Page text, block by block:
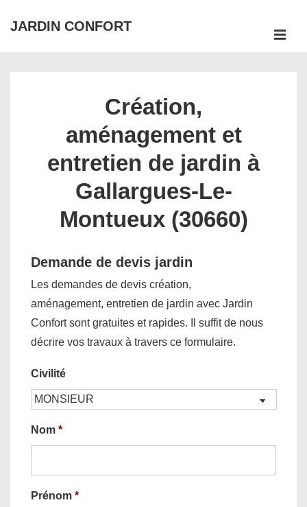
passer
JARDIN CONFORT
Création,
aménagement et
entretien de jardin à
Gallargues-Le-
Montueux (30660)
Demande de devis jardin
Les demandes de devis création,
aménagement, entretien de jardin avec Jardin
Confort sont gratuites et rapides. Il suffit de nous
décrire vos travaux à travers ce formulaire.
Civilité
Nom *
Prénom *